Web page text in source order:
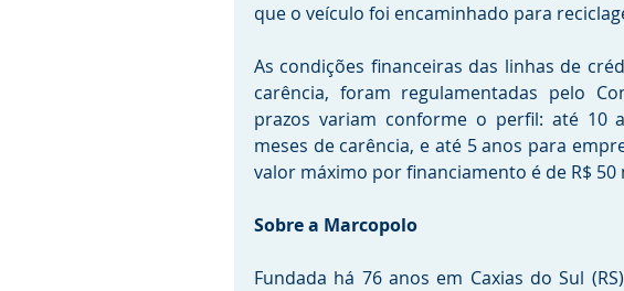
que o veículo foi encaminhado para
As condições financeiras das linhas de
carência, foram regulamentadas pelo
prazos variam conforme o perfil: até 10
meses de carência, e até 5 anos para
valor máximo por financiamento é de R$
Sobre a Marcopolo
Fundada há 76 anos em Caxias do Sul